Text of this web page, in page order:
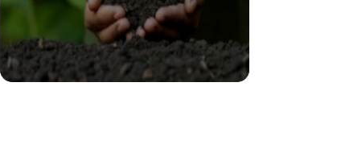
Guandu-RJ ampliará ganhos
ambientais, econômicos e sociais.